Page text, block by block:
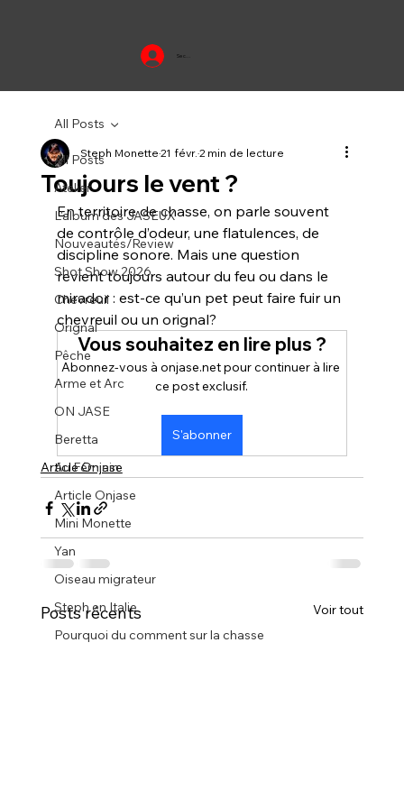
Se connecter
All Posts
Atelier
L'album des JASEUX
Nouveautés/Review
Shot Show 2026
Chevreuil
Orignal
Pêche
Arme et Arc
ON JASE
Beretta
Au Féminin
Article Onjase
Mini Monette
Yan
Oiseau migrateur
Steph en Italie
Pourquoi du comment sur la chasse
All Posts
Toujours le vent ?
Steph Monette21 févr.2 min de lecture
En territoire de chasse, on parle souvent
de contrôle d’odeur, une flatulences, de
discipline sonore. Mais une question
revient toujours autour du feu ou dans le
mirador : est-ce qu’un pet peut faire fuir un
chevreuil ou un orignal?
Vous souhaitez en lire plus ?
Abonnez-vous à onjase.net pour continuer à lire
ce post exclusif.
S'abonner
Article Onjase
Posts récents Voir tout